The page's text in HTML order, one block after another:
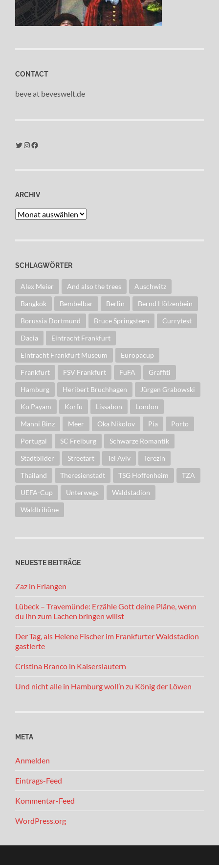
CONTACT
beve at beveswelt.de
Twitter Instagram Facebook
ARCHIV
Archiv
SCHLAGWÖRTER
Alex Meier And also the trees Auschwitz
Bangkok Bembelbar Berlin Bernd Hölzenbein
Borussia Dortmund Bruce Springsteen Currytest
Dacia Eintracht Frankfurt
Eintracht Frankfurt Museum Europacup
Frankfurt FSV Frankfurt FuFA Graffiti
Hamburg Heribert Bruchhagen Jürgen Grabowski
Ko Payam Korfu Lissabon London
Manni Binz Meer Oka Nikolov Pia Porto
Portugal SC Freiburg Schwarze Romantik
Stadtbilder Streetart Tel Aviv Terezin
Thailand Theresienstadt TSG Hoffenheim TZA
UEFA-Cup Unterwegs Waldstadion
Waldtribüne
NEUESTE BEITRÄGE
Zaz in Erlangen
Lübeck – Travemünde: Erzähle Gott deine Pläne, wenn
du ihn zum Lachen bringen willst
Der Tag, als Helene Fischer im Frankfurter Waldstadion
gastierte
Cristina Branco in Kaiserslautern
Und nicht alle in Hamburg woll’n zu König der Löwen
META
Anmelden
Eintrags-Feed
Kommentar-Feed
WordPress.org